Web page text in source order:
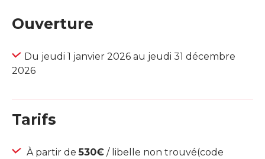
Ouverture
Du jeudi 1 janvier 2026 au jeudi 31 décembre
2026
Tarifs
À partir de530€ / libelle non trouvé(code